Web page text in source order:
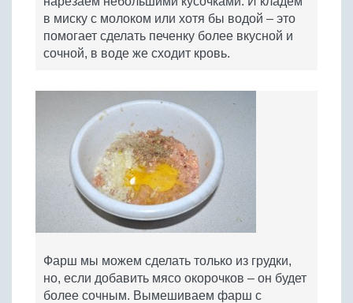
в миску с молоком или хотя бы водой – это
помогает сделать печенку более вкусной и
сочной, в воде же сходит кровь.
Фарш мы можем сделать только из грудки,
но, если добавить мясо окорочков – он будет
более сочным. Вымешиваем фарш с